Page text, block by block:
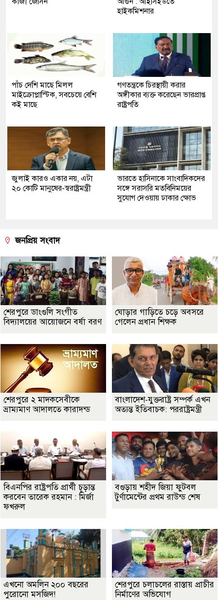
হাইকমিশনার
পাঁচ দেশি মাছে মিলল
মাইক্রোপ্লাস্টিক, সবচেয়ে বেশি
কই মাছে
গণতন্ত্রকে চিরস্থায়ী করার
অঙ্গীকার ব্যক্ত করেছেন ভারপ্রাপ্ত
রাষ্ট্রপতি
জুলাই কারও একার নয়, এটা
২০ কোটি মানুষের-স্বরাষ্ট্রমন্ত্রী
ভারতে হাসিনাকে সাংবাদিকদের
সঙ্গে সরাসরি মতবিনিময়ের
সুযোগ দেওয়ায় ঢাকার ক্ষোভ
জনপ্রিয় সংবাদ
শেরপুরে ডাংগুলি সংগীত
বিদ্যালয়ের আয়োজনে বর্ষা বরণ
ঘোড়ার গাড়িতে চড়ে অবসরে
গেলেন প্রধান শিক্ষক
শেরপুরে ২ মাদকসেবীকে
ভ্রাম্যমাণ আদালতে কারাদন্ড
বাংলাদেশ-যুক্তরাষ্ট্র সম্পর্ক এখন
অত্যন্ত ইতিবাচক: পররাষ্ট্রমন্ত্রী
বিএনপির রাষ্ট্রপতি প্রার্থী চূড়ান্ত
করবেন তারেক রহমান : মির্জা
ফখরুল
বগুড়ায় শহীদ জিয়া ফুটবল
টুর্ণামেন্টের প্রথম রাউন্ড শেষ
এখনো অমলিন ২০০ বছরের
পুরোনো মসজিদ!
শেরপুরে চলাচলের রাস্তায় প্রাচীর
নির্মাণের অভিযোগ